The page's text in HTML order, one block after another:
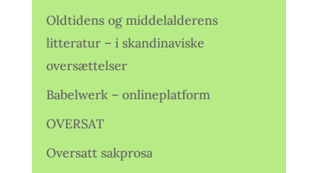
Oldtidens og middelalderens
litteratur – i skandinaviske
oversættelser
Babelwerk – onlineplatform
OVERSAT
Oversatt sakprosa